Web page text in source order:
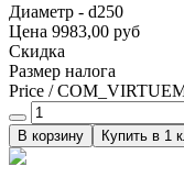
Диаметр - d250
Цена 9983,00 руб
Скидка
Размер налога
Price /
Купить в 1